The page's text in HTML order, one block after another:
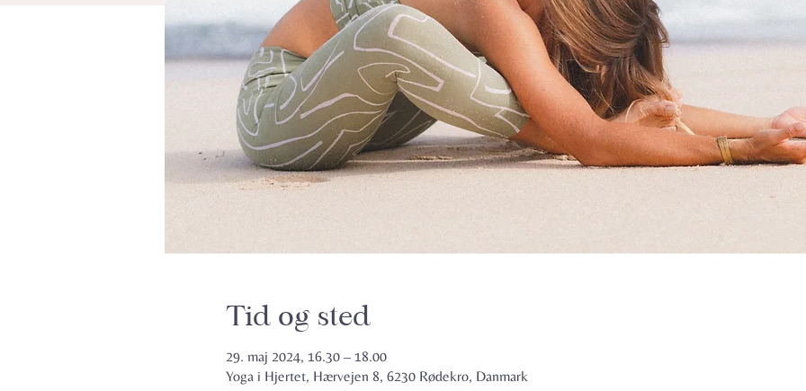
Tid og sted
29. maj 2024, 16.30 – 18.00
Yoga i Hjertet, Hærvejen 8, 6230 Rødekro, Danmark